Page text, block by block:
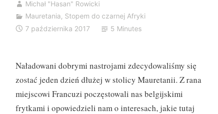
Michał "Hasan" Rowicki
Mauretania, Stopem do czarnej Afryki
7 października 2017
5 Minutes
Naładowani dobrymi nastrojami zdecydowaliśmy się
zostać jeden dzień dłużej w stolicy Mauretanii. Z rana
miejscowi Francuzi poczęstowali nas belgijskimi
frytkami i opowiedzieli nam o interesach, jakie tutaj